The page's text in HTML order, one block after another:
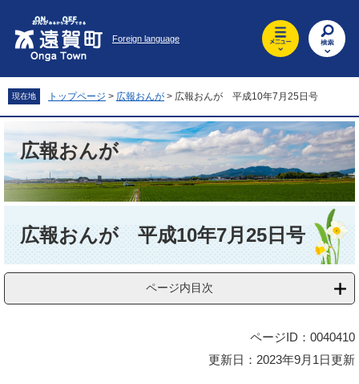
先
頭
を
飛
文
へ
Foreign language
現在地 トップページ > 広報おんが > 広報おんが 平成10年7月25日号
広報おんが
広報おんが 平成10年7月25日号
ページ内目次
ページID：0040410
更新日：2023年9月1日更新